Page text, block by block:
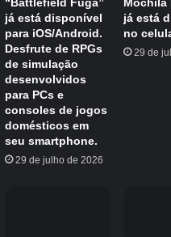
Haste rápida
Vara da Sorte
Haste Longa
Vara de pedra
Haste de hortelã-pimenta
Créditos Autor